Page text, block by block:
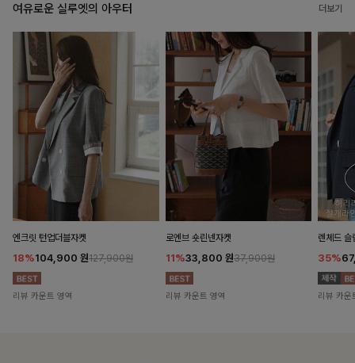
여유로운 실루엣의 아우터 더보기
엔크릿 턴업더블자켓
18%104,900 원127,900원
리뷰 카운트 영역
로엔브 숏린넨자켓
11%33,800 원37,900원
리뷰 카운트 영역
렌체드
35%
리뷰 카운